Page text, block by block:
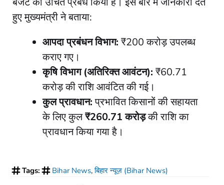
हुए मुख्यमंत्री ने बताया:
आपदा प्रबंधन विभाग: ₹200 करोड़ उपलब्ध
कराए गए।
कृषि विभाग (अतिरिक्त आवंटन): ₹60.71
करोड़ की राशि आवंटित की गई।
कुल प्रावधान:प्रभावित किसानों की सहायता
के लिए कुल₹260.71 करोड़की राशि का
प्रावधान किया गया है।
Tags: Bihar News,बिहार न्यूज़ (Bihar News)